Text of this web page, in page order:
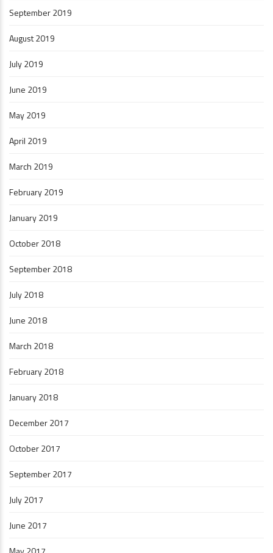
September 2019
August 2019
July 2019
June 2019
May 2019
April 2019
March 2019
February 2019
January 2019
October 2018
September 2018
July 2018
June 2018
March 2018
February 2018
January 2018
December 2017
October 2017
September 2017
July 2017
June 2017